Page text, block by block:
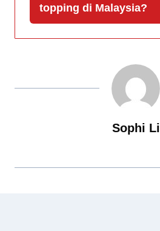
topping di Malaysia?
Sophi Li